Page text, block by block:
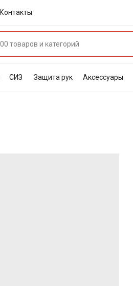
Контакты
СИЗ Защита рук Аксессуары